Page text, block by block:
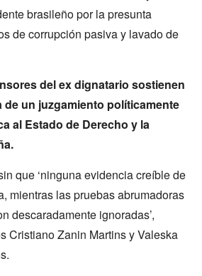
brasileño por la presunta
de corrupción pasiva y lavado de
del ex dignatario sostienen
de un juzgamiento políticamente
al Estado de Derecho y la
que ‘ninguna evidencia creíble de
mientras las pruebas abrumadoras
descaradamente ignoradas’,
Cristiano Zanin Martins y Valeska